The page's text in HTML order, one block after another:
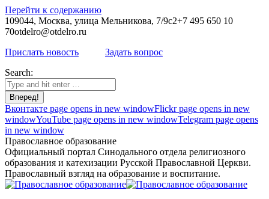
Перейти к содержанию
109044, Москва, улица Мельникова, 7/9с2+7 495 650 10
70otdelro@otdelro.ru
Прислать новость
Задать вопрос
Search:
Вконтакте page opens in new windowFlickr page opens in new
windowYouTube page opens in new windowTelegram page opens
in new window
Православное образование
Официальный портал Синодального отдела религиозного
образования и катехизации Русской Православной Церкви.
Православный взгляд на образование и воспитание.